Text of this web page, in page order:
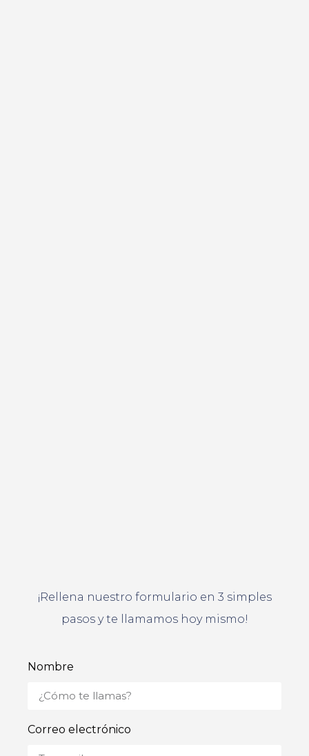
¡Rellena nuestro formulario en 3 simples
pasos y te llamamos hoy mismo!
Nombre
Correo electrónico